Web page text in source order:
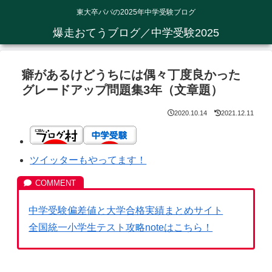
東大卒パパの2025年中学受験ブログ
爆走おてうブログ／中学受験2025
癖があるけどうちには偶々丁度良かった
グレードアップ問題集3年（文章題）
2020.10.14 2021.12.11
ツイッターもやってます！
中学受験偏差値と大学合格実績まとめサイト
全国統一小学生テスト攻略noteはこちら！